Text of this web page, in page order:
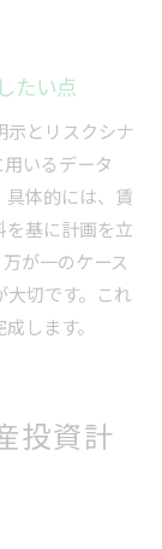
たい点
示とリスクシナ
いるデータ
具体的には、賃
基に計画を立
が一のケース
切です。これ
します。
投資計